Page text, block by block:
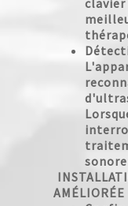
AMÉLIORÉE